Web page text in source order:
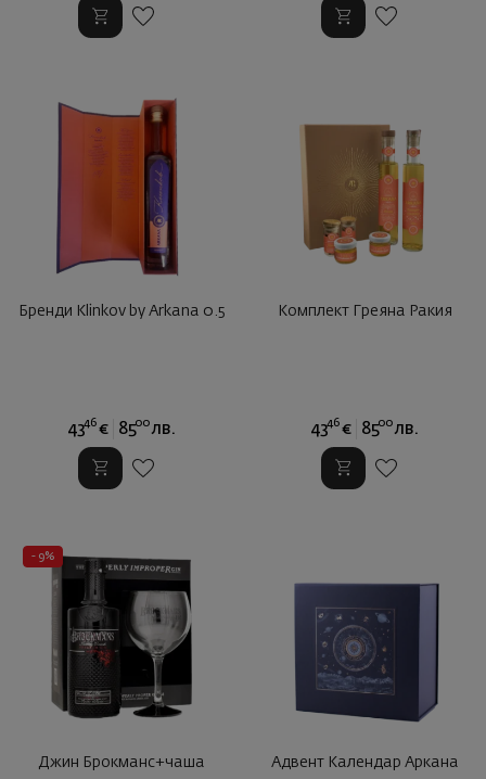
Бренди Klinkov by Arkana 0.5
4346 € 8500 лв.
Комплект Греяна Ракия
4346 € 8500 лв.
- 9%
Джин Брокманс+чаша Адвент Календар Аркана